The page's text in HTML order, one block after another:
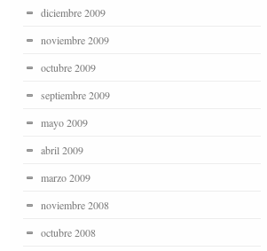
diciembre 2009
noviembre 2009
octubre 2009
septiembre 2009
mayo 2009
abril 2009
marzo 2009
noviembre 2008
octubre 2008